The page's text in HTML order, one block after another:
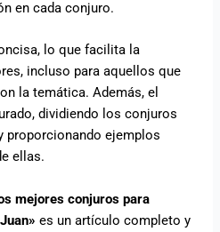
en cada conjuro.
lo que facilita la
incluso para aquellos que
la temática. Además, el
dividiendo los conjuros
proporcionando ejemplos
ellas.
mejores conjuros para
es un artículo completo y